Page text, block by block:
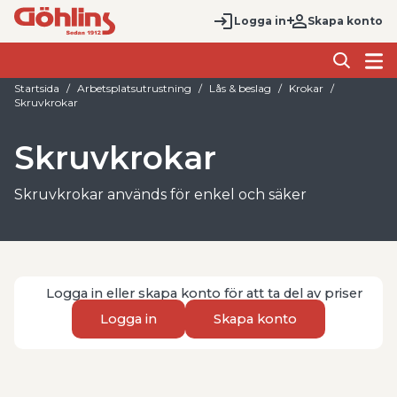
Logga in Skapa konto
Startsida Arbetsplatsutrustning Lås & beslag
Krokar
Skruvkrokar
Skruvkrokar
Skruvkrokar används för enkel och säker
förråd och andra arbetsmiljöer. De är ett praktiskt
skapa ordning och tillgänglig förvaring.
Med rätt skruvkrok blir det lättare att hänga upp
Logga in eller skapa konto för att ta del av priser
Logga in
Skapa konto